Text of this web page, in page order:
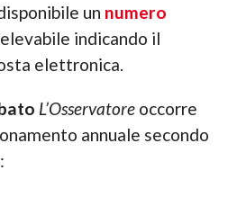
un numero
indicando il
elettronica.
L’Osservatoreoccorre
annuale secondo